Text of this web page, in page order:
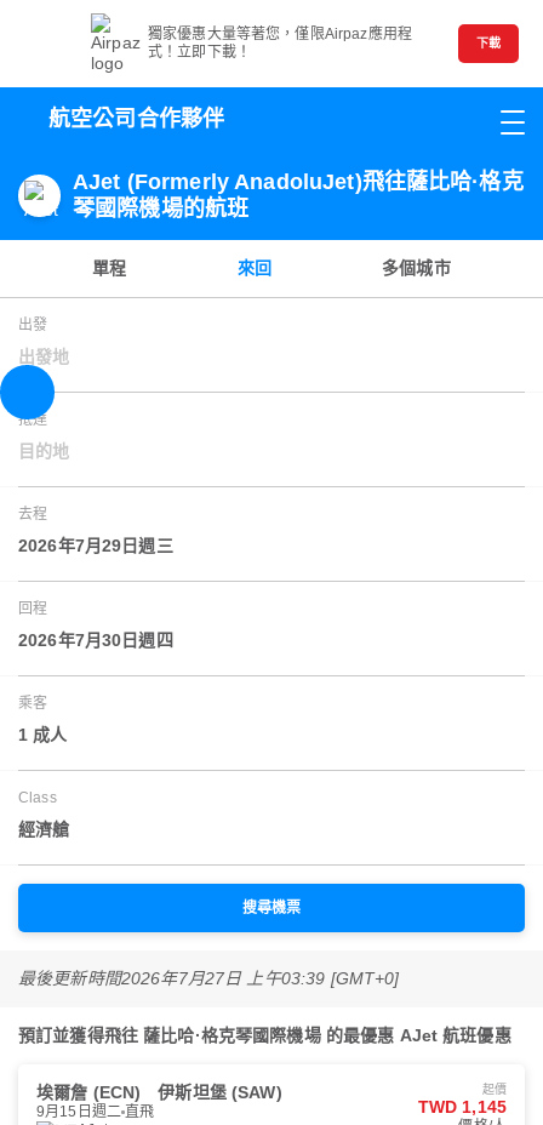
獨家優惠大量等著您，僅限Airpaz應用程
式！立即下載！
下載
航空公司合作夥伴
AJet (Formerly AnadoluJet)飛往薩比哈·格克
琴國際機場的航班
單程 來回 多個城市
出發
出發地
抵達
目的地
去程
2026年7月29日週三
回程
2026年7月30日週四
乘客
1 成人
Class
經濟艙
搜尋機票
最後更新時間2026年7月27日 上午03:39 [GMT+0]
預訂並獲得飛往 薩比哈·格克琴國際機場 的最優惠 AJet 航班優惠
埃爾詹 (ECN) 伊斯坦堡 (SAW)
9月15日週二 直飛
起價
TWD 1,145